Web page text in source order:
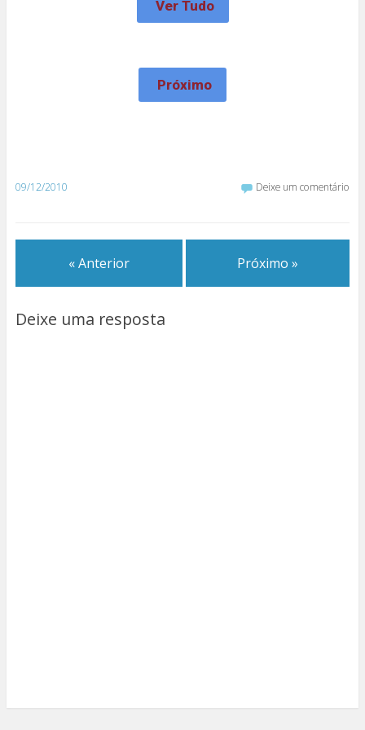
Ver Tudo
Próximo
09/12/2010 Deixe um comentário
« Anterior Próximo »
Deixe uma resposta